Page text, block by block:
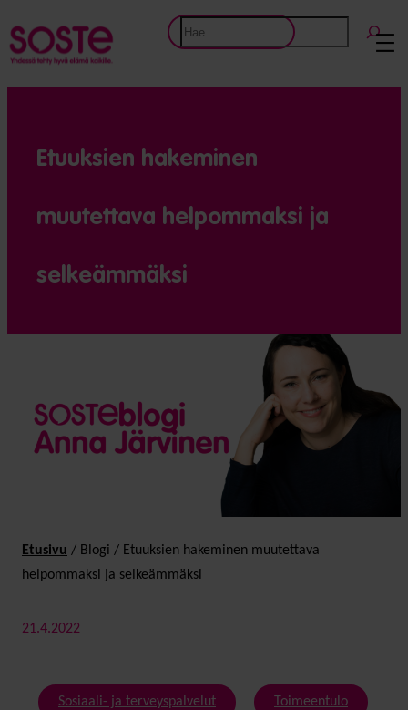
Etsi
Etuuksien hakeminen
muutettava helpommaksi ja
selkeämmäksi
Etusivu / Blogi / Etuuksien hakeminen muutettava
helpommaksi ja selkeämmäksi
21.4.2022
Sosiaali- ja terveyspalvelut Toimeentulo